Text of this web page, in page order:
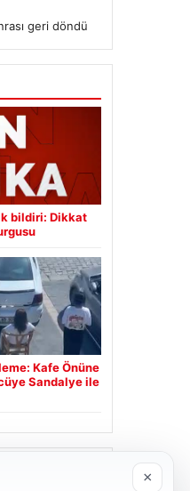
geri döndü
bildiri: Dikkat
Kafe Önüne
Sandalye ile
×